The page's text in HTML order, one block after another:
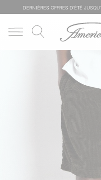
DERNIÈRES OFFRES D'ÉTÊ